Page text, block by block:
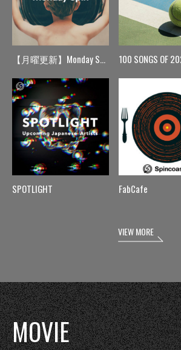
【月曜更新】Monday Spin
SPOTLIGHT
100 SONGS OF
FabCafe
VIEW MORE
MOVIE